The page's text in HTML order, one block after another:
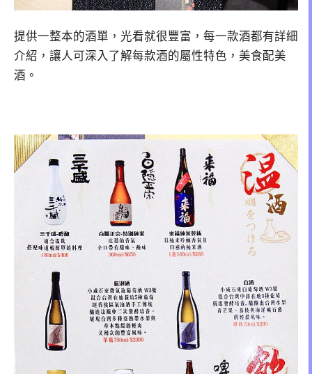
提供一整本的酒單，光看就很豐富，每一款酒都有詳細
介紹，讓人可深入了解每款酒的屬性特色，美食配美
酒。